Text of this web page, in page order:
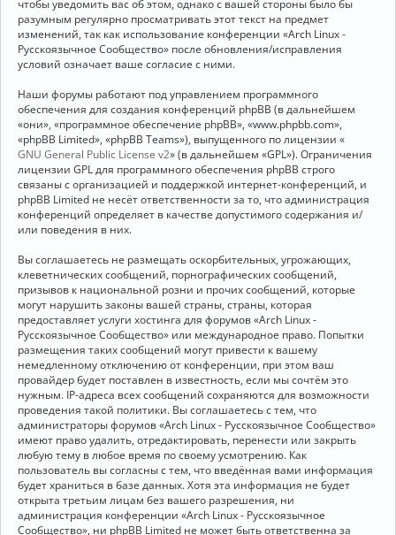
и
я
чтобы уведомить вас об этом, однако с вашей стороны было бы
разумным регулярно просматривать этот текст на предмет
изменений, так как использование конференции «Arch Linux -
Русскоязычное Сообщество» после обновления/исправления
условий означает ваше согласие с ними.
Наши форумы работают под управлением программного
обеспечения для создания конференций phpBB (в дальнейшем
«они», «программное обеспечение phpBB», «www.phpbb.com»,
«phpBB Limited», «phpBB Teams»), выпущенного по лицензии «
GNU General Public License v2» (в дальнейшем «GPL»). Ограничения
лицензии GPL для программного обеспечения phpBB строго
связаны с организацией и поддержкой интернет-конференций, и
phpBB Limited не несёт ответственности за то, что администрация
конференций определяет в качестве допустимого содержания и/
или поведения в них.
Вы соглашаетесь не размещать оскорбительных, угрожающих,
клеветнических сообщений, порнографических сообщений,
призывов к национальной розни и прочих сообщений, которые
могут нарушить законы вашей страны, страны, которая
предоставляет услуги хостинга для форумов «Arch Linux -
Русскоязычное Сообщество» или международное право. Попытки
размещения таких сообщений могут привести к вашему
немедленному отключению от конференции, при этом ваш
провайдер будет поставлен в известность, если мы сочтём это
нужным. IP-адреса всех сообщений сохраняются для возможности
проведения такой политики. Вы соглашаетесь с тем, что
администраторы форумов «Arch Linux - Русскоязычное Сообщество»
имеют право удалить, отредактировать, перенести или закрыть
любую тему в любое время по своему усмотрению. Как
пользователь вы согласны с тем, что введённая вами информация
будет храниться в базе данных. Хотя эта информация не будет
открыта третьим лицам без вашего разрешения, ни
администрация конференции «Arch Linux - Русскоязычное
Сообщество», ни phpBB Limited не может быть ответственна за